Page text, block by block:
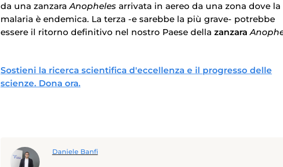
da una zanzara Anopheles arrivata in aereo da una zona dove la
malaria è endemica. La terza -e sarebbe la più grave- potrebbe
essere il ritorno definitivo nel nostro Paese della zanzara
Sostieni la ricerca scientifica d'eccellenza e il progresso delle
scienze. Dona ora.
Daniele Banfi